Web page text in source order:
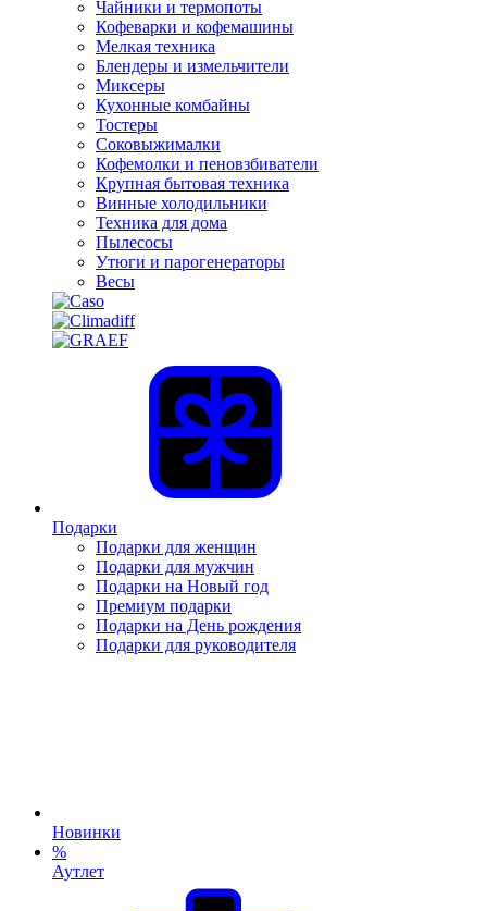
Чайники и термопоты
Кофеварки и кофемашины
Мелкая техника
Блендеры и измельчители
Миксеры
Кухонные комбайны
Тостеры
Соковыжималки
Кофемолки и пеновзбиватели
Крупная бытовая техника
Винные холодильники
Техника для дома
Пылесосы
Утюги и парогенераторы
Весы
Подарки
Подарки для женщин
Подарки для мужчин
Подарки на Новый год
Премиум подарки
Подарки на День рождения
Подарки для руководителя
Новинки
%
Аутлет